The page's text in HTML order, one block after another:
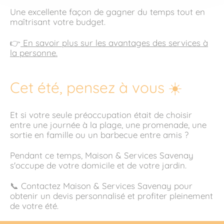
Une excellente façon de gagner du temps tout en
maîtrisant votre budget.
👉 En savoir plus sur les avantages des services à
la personne.
Cet été, pensez à vous ☀️
Et si votre seule préoccupation était de choisir
entre une journée à la plage, une promenade, une
sortie en famille ou un barbecue entre amis ?
Pendant ce temps, Maison & Services Savenay
s'occupe de votre domicile et de votre jardin.
📞 Contactez Maison & Services Savenay pour
obtenir un devis personnalisé et profiter pleinement
de votre été.